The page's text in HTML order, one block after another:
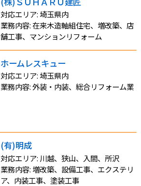
対応エリア: 埼玉県内
業務内容: 在来木造軸組住宅、増改築、店
舗工事、マンションリフォーム
ホームレスキュー
対応エリア: 埼玉県内
業務内容: 外装・内装、総合リフォーム業
(有)明成
対応エリア: 川越、狭山、入間、所沢
業務内容: 増改築、設備工事、エクステリ
ア、内装工事、塗装工事